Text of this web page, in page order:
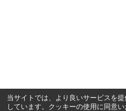
当サイトでは、より良いサービスを
しています。クッキーの使用に同意